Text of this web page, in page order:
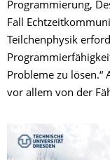
Programmierung,
Fall
Teilchenphysik
Probleme zu
vor allem von der